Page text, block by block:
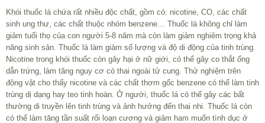
Khói thuốc lá chứa rất nhiều độc chất, gồm có: nicotine, CO, các chất
sinh ung thư, các chất thuộc nhóm benzene… Thuốc lá không chỉ làm
giảm tuổi thọ của con người 5-8 năm mà còn làm giảm nghiêm trọng khả
năng sinh sản. Thuốc lá làm giảm số lượng và độ di động của tinh trùng.
Nicotine trong khói thuốc còn gây hại ở nữ giới, có thể gây co thắt ống
dẫn trứng, làm tăng nguy cơ có thai ngoài tử cung. Thử nghiệm trên
động vật cho thấy nicotine và các chất thơm gốc benzene có thể làm tinh
trùng dị dạng hay teo tinh hoàn. Ở người, thuốc lá có thể gây các bất
thường di truyền lên tinh trùng và ảnh hưởng đến thai nhi. Thuốc lá còn
có thể làm tăng tần suất rối loạn cương và giảm ham muốn tình dục ở